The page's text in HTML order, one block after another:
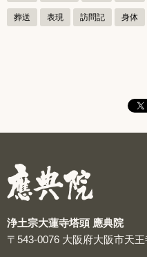
葬送 表現 訪問記 身体
浄土宗大蓮寺塔頭 應典院
〒543-0076 大阪府大阪市天